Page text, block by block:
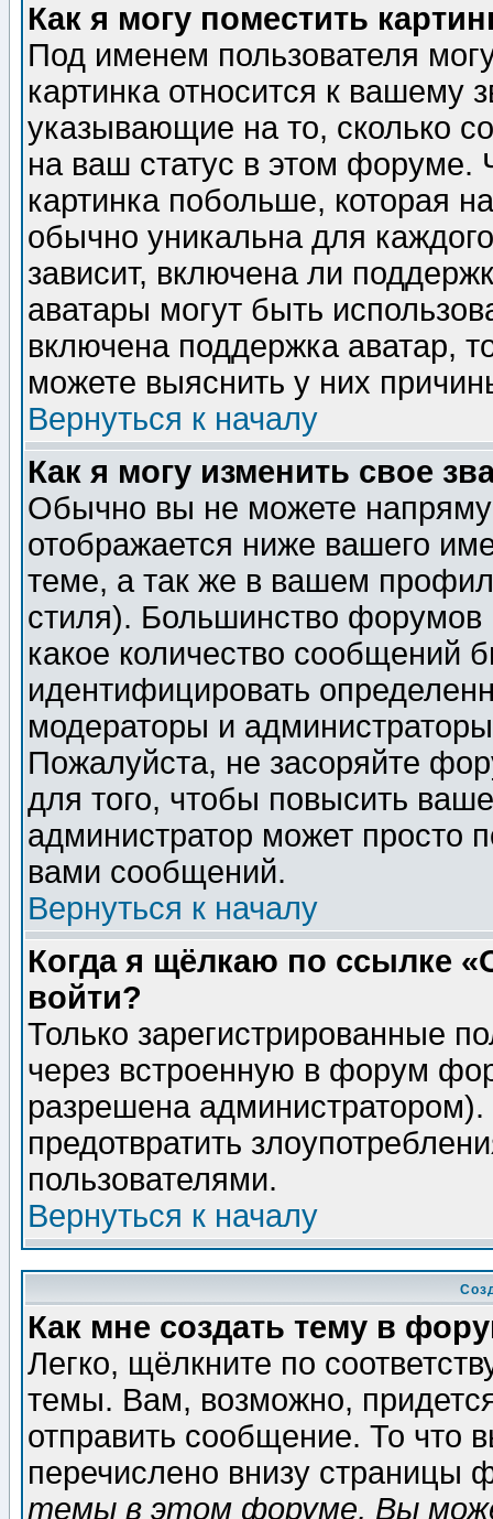
Как я могу поместить
Под именем пользователя
картинка относится к вашему
указывающие на то, сколько
на ваш статус в этом форуме.
картинка побольше, которая
обычно уникальна для
зависит, включена ли
аватары могут быть
включена поддержка аватар,
можете выяснить у них
Вернуться к началу
Как я могу изменить свое
Обычно вы не можете
отображается ниже вашего
теме, а так же в вашем
стиля). Большинство форумов
какое количество сообщений
идентифицировать
модераторы и
Пожалуйста, не засоряйте
для того, чтобы повысить
администратор может просто
вами сообщений.
Вернуться к началу
Когда я щёлкаю по ссылке
войти?
Только зарегистрированные
через встроенную в форум
разрешена
предотвратить
пользователями.
Вернуться к началу
Как мне создать тему в
Легко, щёлкните по
темы. Вам, возможно,
отправить сообщение. То что
перечислено внизу страницы
темы в этом форуме, Вы